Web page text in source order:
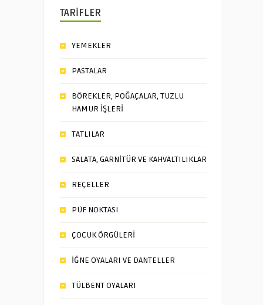
TARİFLER
YEMEKLER
PASTALAR
BÖREKLER, POĞAÇALAR, TUZLU
HAMUR İŞLERİ
TATLILAR
SALATA, GARNİTÜR VE KAHVALTILIKLAR
REÇELLER
PÜF NOKTASI
ÇOCUK ÖRGÜLERİ
İĞNE OYALARI VE DANTELLER
TÜLBENT OYALARI